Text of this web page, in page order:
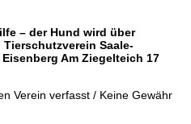
– der Hund wird über
Saale-
Am Ziegelteich 17
Verein verfasst / Keine Gewähr